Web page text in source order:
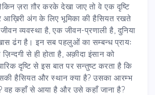
ज़रा ग़ौर करके देखा जाए तो वे एक दृष्टि
अंग के लिए भूमिका की हैसियत रखते
व्यवस्था है, एक जीवन-प्रणाली है, दुनिया
ढंग है। इन सब पहलुओं का सम्बन्ध प्रायः
ज़िन्दगी से ही होता है, अक़ीदा इंसान को
दृष्टि से इस बात पर सन्तुष्ट करता है कि
हैसियत और स्थान क्या है? उसका आरम्भ
वह कहाँ से आया है और उसे कहाँ जाना है?